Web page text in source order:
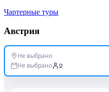
Чартерные туры
Австрия